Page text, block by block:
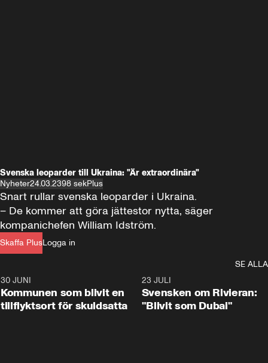
Svenska leoparder till Ukraina: "Är extraordinära"
Nyheter24.03.2398 sekPlus
Skaffa PlusLogga in
Snart rullar svenska leoparder i Ukraina.
– De kommer att göra jättestor nytta, säger
kompanichefen William Idström.
SE ALLA
30 JUNI
Kommunen som blivit en
tillflyktsort för skuldsatta
23 JULI
Svensken om Rivieran:
"Blivit som Dubai"